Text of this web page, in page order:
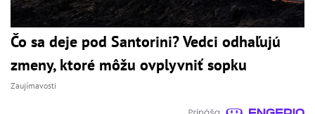
Čo sa deje pod Santorini? Vedci odhaľujú
zmeny, ktoré môžu ovplyvniť sopku
Zaujímavosti